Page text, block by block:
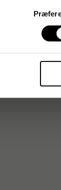
af
organisering